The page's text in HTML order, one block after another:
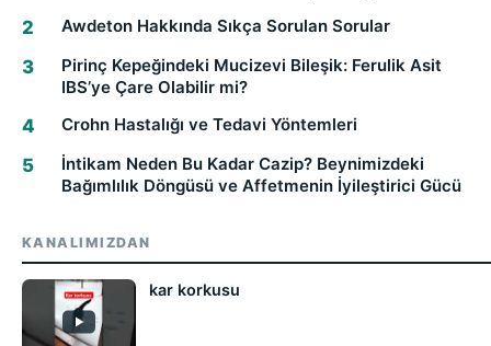
Awdeton Hakkında Sıkça Sorulan Sorular
Pirinç Kepeğindeki Mucizevi Bileşik: Ferulik Asit
IBS’ye Çare Olabilir mi?
Crohn Hastalığı ve Tedavi Yöntemleri
İntikam Neden Bu Kadar Cazip? Beynimizdeki
Bağımlılık Döngüsü ve Affetmenin İyileştirici Gücü
KANALIMIZDAN
kar korkusu